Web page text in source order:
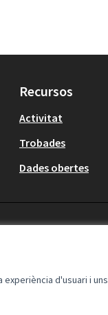
d'usuari i uns
Recursos
Activitat
Trobades
Dades obertes